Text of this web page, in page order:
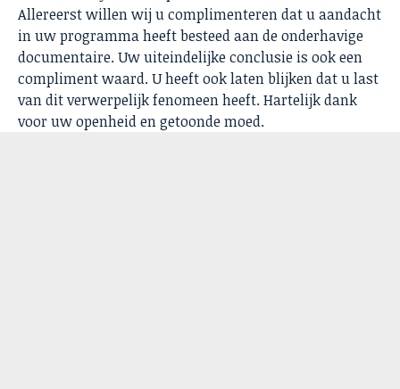
Allereerst willen wij u complimenteren dat u aandacht
in uw programma heeft besteed aan de onderhavige
documentaire. Uw uiteindelijke conclusie is ook een
compliment waard. U heeft ook laten blijken dat u last
van dit verwerpelijk fenomeen heeft. Hartelijk dank
voor uw openheid en getoonde moed.